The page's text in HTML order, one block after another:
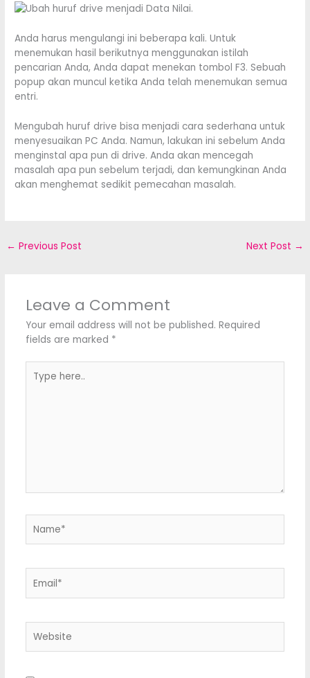
Anda harus mengulangi ini beberapa kali. Untuk
menemukan hasil berikutnya menggunakan istilah
pencarian Anda, Anda dapat menekan tombol F3. Sebuah
popup akan muncul ketika Anda telah menemukan semua
entri.
Mengubah huruf drive bisa menjadi cara sederhana untuk
menyesuaikan PC Anda. Namun, lakukan ini sebelum Anda
menginstal apa pun di drive. Anda akan mencegah
masalah apa pun sebelum terjadi, dan kemungkinan Anda
akan menghemat sedikit pemecahan masalah.
← Previous Post Next Post →
Leave a Comment
Your email address will not be published. Required
fields are marked *
here..